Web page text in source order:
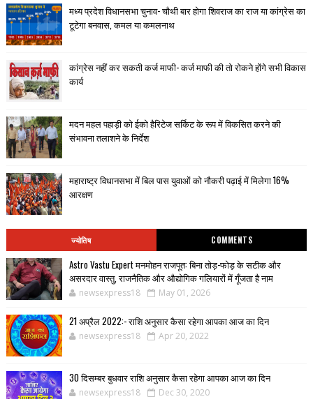
मध्य प्रदेश विधानसभा चुनाव- चौथी बार होगा शिवराज का राज या कांग्रेस का
टूटेगा बनवास, कमल या कमलनाथ
कांग्रेस नहीं कर सकती कर्ज माफी- कर्ज माफी की तो रोकने होंगे सभी विकास
कार्य
मदन महल पहाड़ी को ईको हैरिटेज सर्किट के रूप में विकसित करने की
संभावना तलाशने के निर्देश
महाराष्ट्र विधानसभा में बिल पास युवाओं को नौकरी पढ़ाई में मिलेगा 16%
आरक्षण
ज्योतिष COMMENTS
Astro Vastu Expert मनमोहन राजपूत: बिना तोड़-फोड़ के सटीक और
असरदार वास्तु, राजनैतिक और औद्योगिक गलियारों में गूँजता है नाम
newsexpress18 May 01, 2026
21 अप्रैल 2022:- राशि अनुसार कैसा रहेगा आपका आज का दिन
newsexpress18 Apr 20, 2022
30 दिसम्बर बुधवार राशि अनुसार कैसा रहेगा आपका आज का दिन
newsexpress18 Dec 30, 2020